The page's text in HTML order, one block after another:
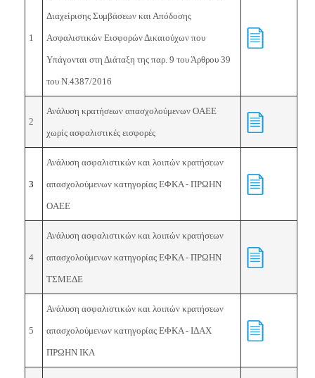
1
Διαχείρισης Συμβάσεων και Απόδοσης
Ασφαλιστικών Εισφορών Δικαιούχων που
Υπάγονται στη Διάταξη της παρ. 9 του Άρθρου 39
του Ν.4387/2016
2
Ανάλυση κρατήσεων απασχολούμενων OAEE
χωρίς ασφαλιστικές εισφορές
3
Ανάλυση ασφαλιστικών και λοιπών κρατήσεων
απασχολούμενων κατηγορίας ΕΦΚΑ - ΠΡΩΗΝ
OAEE
4
Ανάλυση ασφαλιστικών και λοιπών κρατήσεων
απασχολούμενων κατηγορίας ΕΦΚΑ - ΠΡΩΗΝ
ΤΣΜΕΔΕ
5
Ανάλυση ασφαλιστικών και λοιπών κρατήσεων
απασχολούμενων κατηγορίας ΕΦΚΑ - ΙΔΑΧ
ΠΡΩΗΝ ΙΚΑ